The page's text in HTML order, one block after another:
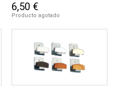
6,50 €
Producto agotado